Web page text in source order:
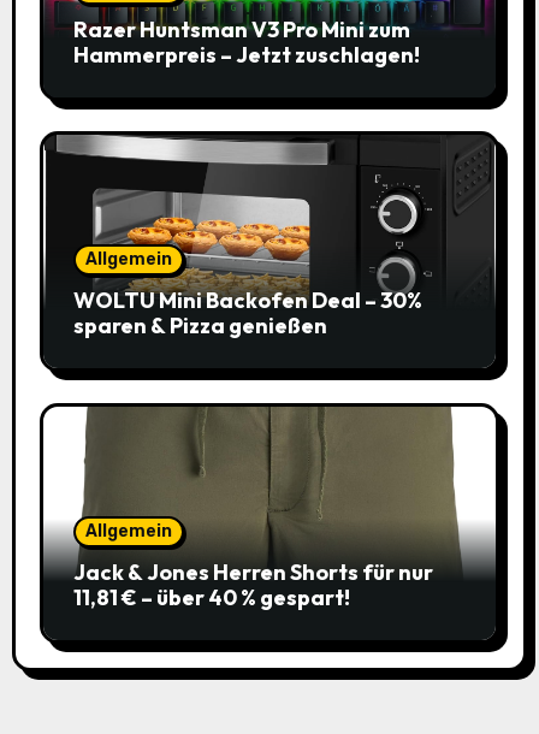
Razer Huntsman V3 Pro Mini zum
Hammerpreis – Jetzt zuschlagen!
Allgemein
WOLTU Mini Backofen Deal – 30%
sparen & Pizza genießen
Allgemein
Jack & Jones Herren Shorts für nur
11,81 € – über 40 % gespart!